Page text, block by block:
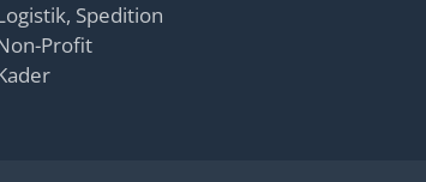
Spedition
Profit